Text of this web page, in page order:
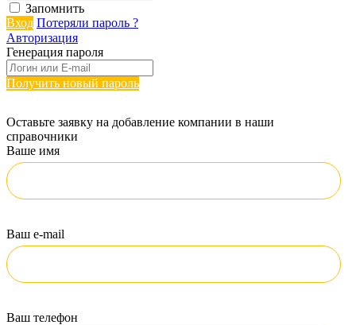
Запомнить
Вход Потеряли пароль ?
Авторизация
Генерация пароля
Получить новый пароль
Оставьте заявку на добавление компании в наши
справочники
Ваше имя
Ваш e-mail
Ваш телефон